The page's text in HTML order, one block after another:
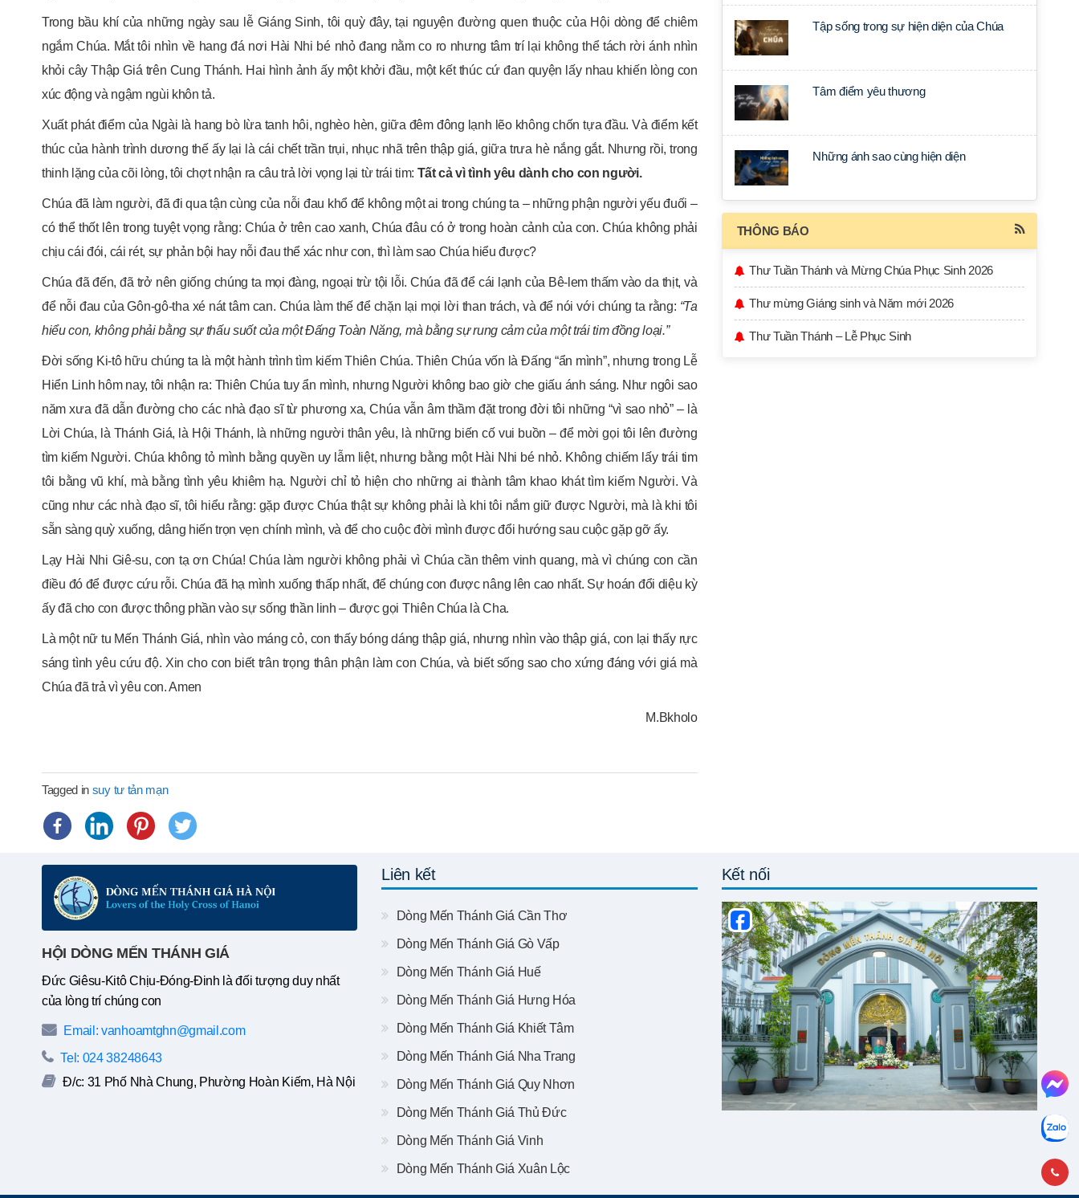
Trong bầu khí của những ngày sau lễ Giáng Sinh, tôi quỳ đây, tại nguyện đường quen thuộc của Hội dòng để chiêm
ngắm Chúa. Mắt tôi nhìn về hang đá nơi Hài Nhi bé nhỏ đang nằm co ro nhưng tâm trí lại không thể tách rời ánh nhìn
khỏi cây Thập Giá trên Cung Thánh. Hai hình ảnh ấy một khởi đầu, một kết thúc cứ đan quyện lấy nhau khiến lòng con
xúc động và ngậm ngùi khôn tả.
Xuất phát điểm của Ngài là hang bò lừa tanh hôi, nghèo hèn, giữa đêm đông lạnh lẽo không chốn tựa đầu. Và điểm kết
thúc của hành trình dương thế ấy lại là cái chết trần trụi, nhục nhã trên thập giá, giữa trưa hè nắng gắt. Nhưng rồi, trong
thinh lặng của cõi lòng, tôi chợt nhận ra câu trả lời vọng lại từ trái tim: Tất cả vì tình yêu dành cho con người.
Chúa đã làm người, đã đi qua tận cùng của nỗi đau khổ để không một ai trong chúng ta – những phận người yếu đuối –
có thể thốt lên trong tuyệt vọng rằng: Chúa ở trên cao xanh, Chúa đâu có ở trong hoàn cảnh của con. Chúa không phải
chịu cái đói, cái rét, sự phản bội hay nỗi đau thể xác như con, thì làm sao Chúa hiểu được?
Chúa đã đến, đã trở nên giống chúng ta mọi đàng, ngoại trừ tội lỗi. Chúa đã để cái lạnh của Bê-lem thấm vào da thịt, và
để nỗi đau của Gôn-gô-tha xé nát tâm can. Chúa làm thế để chặn lại mọi lời than trách, và để nói với chúng ta rằng: “Ta
hiểu con, không phải bằng sự thấu suốt của một Đấng Toàn Năng, mà bằng sự rung cảm của một trái tim đồng loại.”
Đời sống Ki-tô hữu chúng ta là một hành trình tìm kiếm Thiên Chúa. Thiên Chúa vốn là Đấng “ẩn mình”, nhưng trong Lễ
Hiển Linh hôm nay, tôi nhận ra: Thiên Chúa tuy ẩn mình, nhưng Người không bao giờ che giấu ánh sáng. Như ngôi sao
năm xưa đã dẫn đường cho các nhà đạo sĩ từ phương xa, Chúa vẫn âm thầm đặt trong đời tôi những “vì sao nhỏ” – là
Lời Chúa, là Thánh Giá, là Hội Thánh, là những người thân yêu, là những biến cố vui buồn – để mời gọi tôi lên đường
tìm kiếm Người. Chúa không tỏ mình bằng quyền uy lẫm liệt, nhưng bằng một Hài Nhi bé nhỏ. Không chiếm lấy trái tim
tôi bằng vũ khí, mà bằng tình yêu khiêm hạ. Người chỉ tỏ hiện cho những ai thành tâm khao khát tìm kiếm Người. Và
cũng như các nhà đạo sĩ, tôi hiểu rằng: gặp được Chúa thật sự không phải là khi tôi nắm giữ được Người, mà là khi tôi
sẵn sàng quỳ xuống, dâng hiến trọn vẹn chính mình, và để cho cuộc đời mình được đổi hướng sau cuộc gặp gỡ ấy.
Lạy Hài Nhi Giê-su, con tạ ơn Chúa! Chúa làm người không phải vì Chúa cần thêm vinh quang, mà vì chúng con cần
điều đó để được cứu rỗi. Chúa đã hạ mình xuống thấp nhất, để chúng con được nâng lên cao nhất. Sự hoán đổi diệu kỳ
ấy đã cho con được thông phần vào sự sống thần linh – được gọi Thiên Chúa là Cha.
Là một nữ tu Mến Thánh Giá, nhìn vào máng cỏ, con thấy bóng dáng thập giá, nhưng nhìn vào thập giá, con lại thấy rực
sáng tình yêu cứu độ. Xin cho con biết trân trọng thân phận làm con Chúa, và biết sống sao cho xứng đáng với giá mà
Chúa đã trả vì yêu con. Amen
M.Bkholo
Tagged in suy tư tản mạn
Tập sống trong sự hiện diện của Chúa
Tâm điểm yêu thương
Những ánh sao cùng hiện diện
THÔNG BÁO
Thư Tuần Thánh và Mừng Chúa Phục Sinh 2026
Thư mừng Giáng sinh và Năm mới 2026
Thư Tuần Thánh – Lễ Phục Sinh
HỘI DÒNG MẾN THÁNH GIÁ
Đức Giêsu-Kitô Chịu-Đóng-Đinh là đối tượng duy nhất
của lòng trí chúng con
Email: vanhoamtghn@gmail.com
Tel: 024 38248643
Đ/c: 31 Phố Nhà Chung, Phường Hoàn Kiếm, Hà Nội
Liên kết
Dòng Mến Thánh Giá Cần Thơ
Dòng Mến Thánh Giá Gò Vấp
Dòng Mến Thánh Giá Huế
Dòng Mến Thánh Giá Hưng Hóa
Dòng Mến Thánh Giá Khiết Tâm
Dòng Mến Thánh Giá Nha Trang
Dòng Mến Thánh Giá Quy Nhơn
Dòng Mến Thánh Giá Thủ Đức
Dòng Mến Thánh Giá Vinh
Dòng Mến Thánh Giá Xuân Lộc
Kết nối